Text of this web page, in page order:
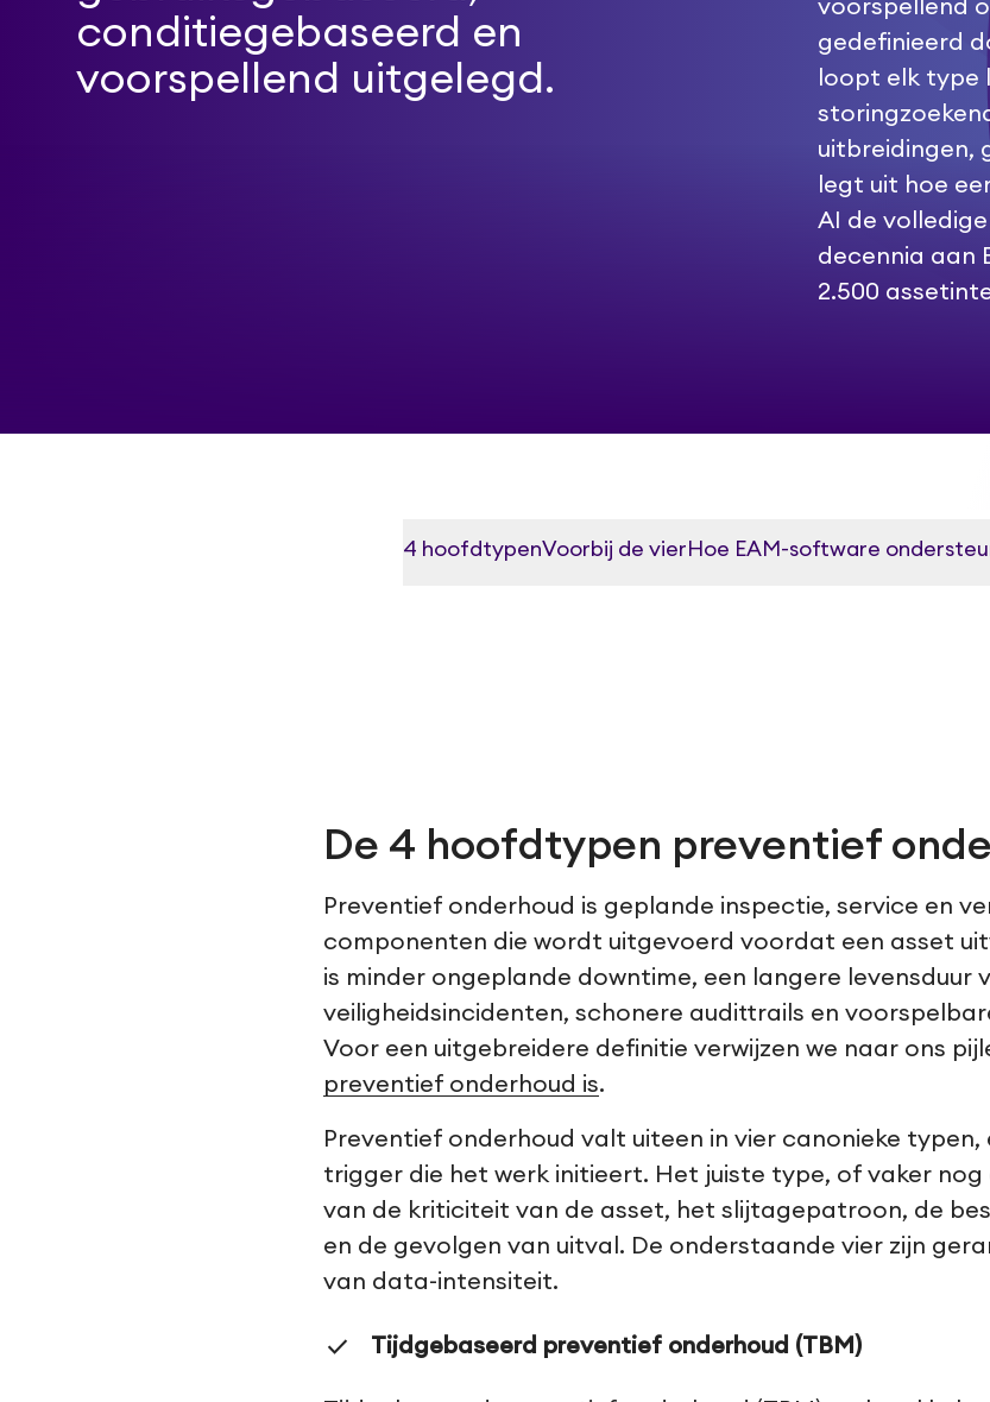
conditiegebaseerd en
voorspellend uitgelegd.
voorspellend
gedefinieerd
loopt elk type
uitbreidingen,
legt uit hoe
AI de
decennia aan
2.500
4 hoofdtypenVoorbij de vier Hoe EAM-software
De 4 hoofdtypen preventief
Preventief onderhoud is geplande inspectie, service en
componenten die wordt uitgevoerd voordat een asset
is minder ongeplande downtime, een langere levensduur
veiligheidsincidenten, schonere audittrails en
Voor een uitgebreidere definitie verwijzen we naar ons
preventief onderhoud is.
Preventief onderhoud valt uiteen in vier canonieke
trigger die het werk initieert. Het juiste type, of vaker
van de kriticiteit van de asset, het slijtagepatroon, de
en de gevolgen van uitval. De onderstaande vier zijn
van data-intensiteit.
Tijdgebaseerd preventief onderhoud (TBM)